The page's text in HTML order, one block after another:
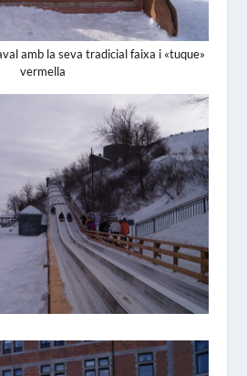
amb la seva tradicial faixa i «tuque»
vermella